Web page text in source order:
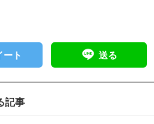
ート 送る
記事